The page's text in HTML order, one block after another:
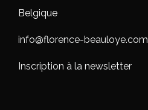
Belgique
info@florence-beauloye.com
Inscription à la newsletter